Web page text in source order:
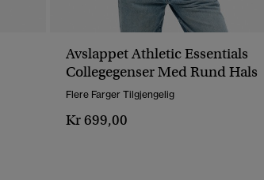
Avslappet Athletic Essentials
Collegegenser Med Rund Hals
Flere Farger Tilgjengelig
Kr 699,00